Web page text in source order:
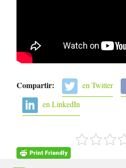
Compartir: en Twitter
en LinkedIn